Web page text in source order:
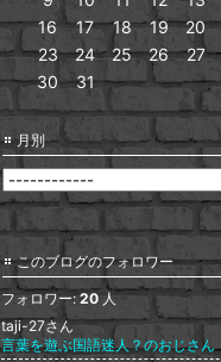
16
17 18 19 20
23
24 25 26 27
30
31
月別
このブログのフォロワー
フォロワー:20 人
taji-27さん
言葉を遊ぶ国語迷人？のおじさん